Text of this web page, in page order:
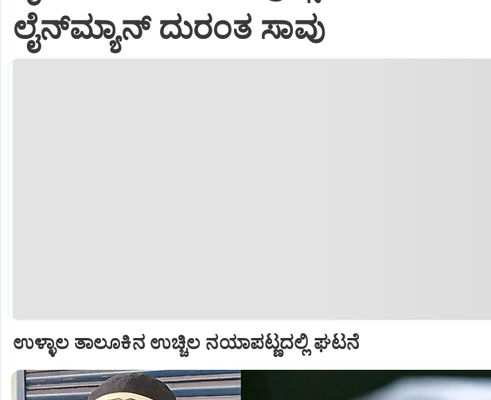
ಲೈನ್‌ಮ್ಯಾನ್ ದುರಂತ ಸಾವು
ಉಳ್ಳಾಲ ತಾಲೂಕಿನ ಉಚ್ಚಿಲ ನಯಾಪಟ್ಣದಲ್ಲಿ ಘಟನೆ